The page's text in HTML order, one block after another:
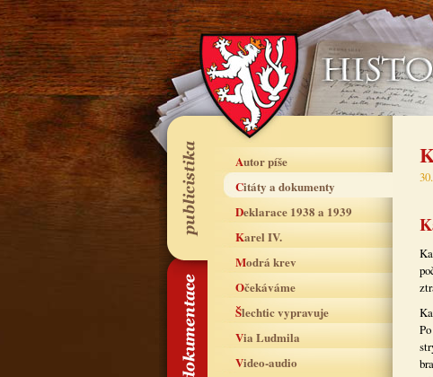
Autor píše
Citáty a dokumenty
Deklarace 1938 a 1939
Karel IV.
Modrá krev
Očekáváme
Šlechtic vypravuje
Via Ludmila
Video-audio